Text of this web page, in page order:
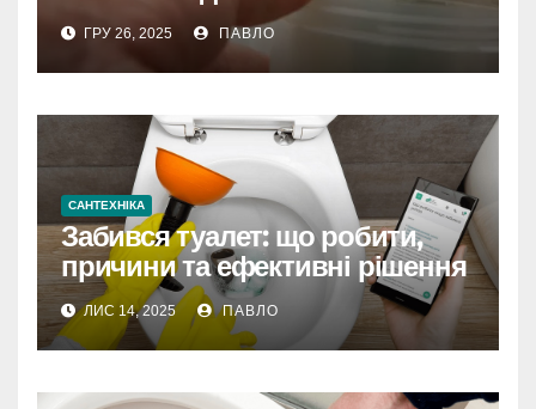
з порадами
ГРУ 26, 2025 ПАВЛО
САНТЕХНІКА
Забився туалет: що робити,
причини та ефективні рішення
в Україні
ЛИС 14, 2025 ПАВЛО